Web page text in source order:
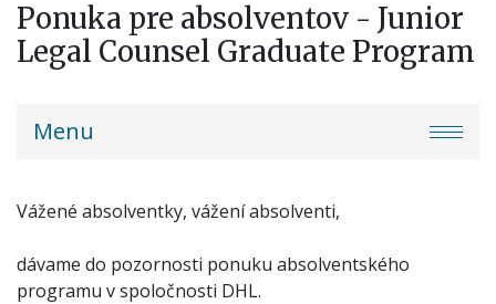
Ponuka pre absolventov - Junior
Legal Counsel Graduate Program
PF
Menu
Vážené absolventky, vážení absolventi,
dávame do pozornosti ponuku absolventského
programu v spoločnosti DHL.